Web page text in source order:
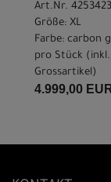
Art.Nr.
Größe: XL
Farbe: carbon
pro Stück
Grossartikel)
4.999,00